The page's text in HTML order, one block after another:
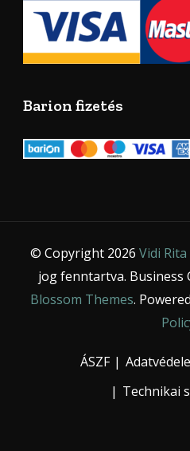
Barion fizetés
© Copyright 2026 Vidi
jog fenntartva. Business
Blossom Themes.
ÁSZF
Technikai